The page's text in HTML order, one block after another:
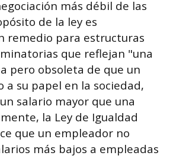
más débil de las
de la ley es
remedio para estructuras
que reflejan "una
pero obsoleta de que un
a su papel en la sociedad,
salario mayor que una
la Ley de Igualdad
que un empleador no
más bajos a empleadas